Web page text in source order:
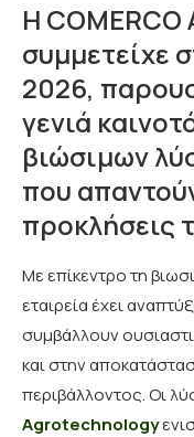
Η
συμμετείχε
2026,
γενιά
βιώσιμων
που
προκλήσεις
Με επίκεντρο τη
εταιρεία έχει
συμβάλλουν
και στην
περιβάλλοντος. Οι
Agrotechnology